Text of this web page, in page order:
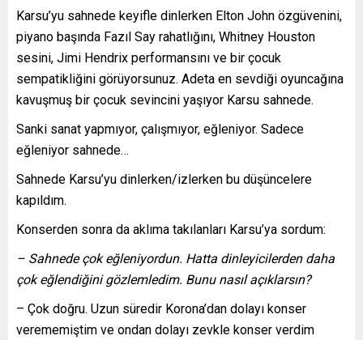
Karsu’yu sahnede keyifle dinlerken Elton John özgüvenini,
piyano başında Fazıl Say rahatlığını, Whitney Houston
sesini, Jimi Hendrix performansını ve bir çocuk
sempatikliğini görüyorsunuz. Adeta en sevdiği oyuncağına
kavuşmuş bir çocuk sevincini yaşıyor Karsu sahnede.
Sanki sanat yapmıyor, çalışmıyor, eğleniyor. Sadece
eğleniyor sahnede…
Sahnede Karsu’yu dinlerken/izlerken bu düşüncelere
kapıldım.
Konserden sonra da aklıma takılanları Karsu’ya sordum:
– Sahnede çok eğleniyordun. Hatta dinleyicilerden daha
çok eğlendiğini gözlemledim. Bunu nasıl açıklarsın?
– Çok doğru. Uzun süredir Korona’dan dolayı konser
verememiştim ve ondan dolayı zevkle konser verdim